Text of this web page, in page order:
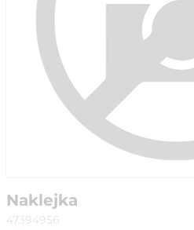
Naklejka
47394956